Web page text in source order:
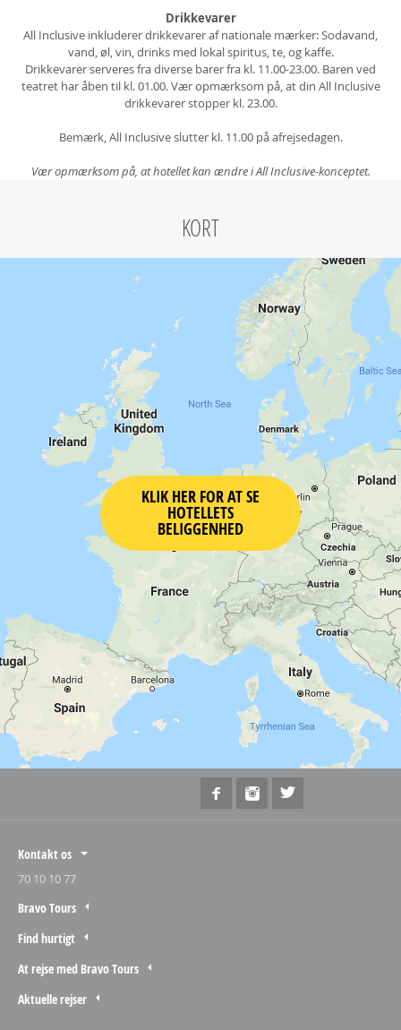
Drikkevarer
All Inclusive inkluderer drikkevarer af nationale mærker: Sodavand,
vand, øl, vin, drinks med lokal spiritus, te, og kaffe.
Drikkevarer serveres fra diverse barer fra kl. 11.00-23.00. Baren ved
teatret har åben til kl. 01.00. Vær opmærksom på, at din All Inclusive
drikkevarer stopper kl. 23.00.
Bemærk, All Inclusive slutter kl. 11.00 på afrejsedagen.
Vær opmærksom på, at hotellet kan ændre i All Inclusive-konceptet.
KORT
KLIK HER FOR AT SE
HOTELLETS
BELIGGENHED
Kontakt os
70 10 10 77
Bravo Tours
Find hurtigt
At rejse med Bravo Tours
Aktuelle rejser